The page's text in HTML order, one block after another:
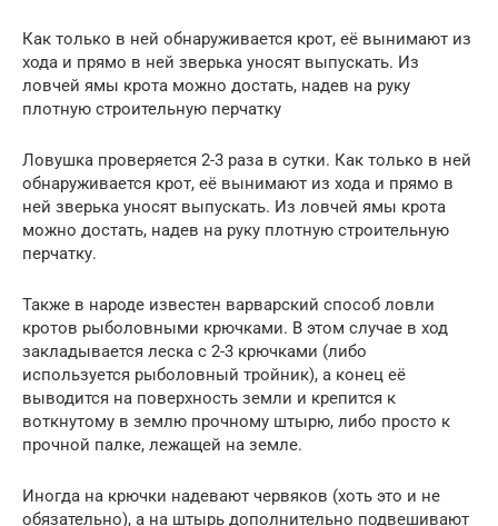
Как только в ней обнаруживается крот, её вынимают из
хода и прямо в ней зверька уносят выпускать. Из
ловчей ямы крота можно достать, надев на руку
плотную строительную перчатку
Ловушка проверяется 2-3 раза в сутки. Как только в ней
обнаруживается крот, её вынимают из хода и прямо в
ней зверька уносят выпускать. Из ловчей ямы крота
можно достать, надев на руку плотную строительную
перчатку.
Также в народе известен варварский способ ловли
кротов рыболовными крючками. В этом случае в ход
закладывается леска с 2-3 крючками (либо
используется рыболовный тройник), а конец её
выводится на поверхность земли и крепится к
воткнутому в землю прочному штырю, либо просто к
прочной палке, лежащей на земле.
Иногда на крючки надевают червяков (хоть это и не
обязательно), а на штырь дополнительно подвешивают